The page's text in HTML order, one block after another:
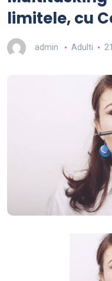
limitele, cu
admin Adulti